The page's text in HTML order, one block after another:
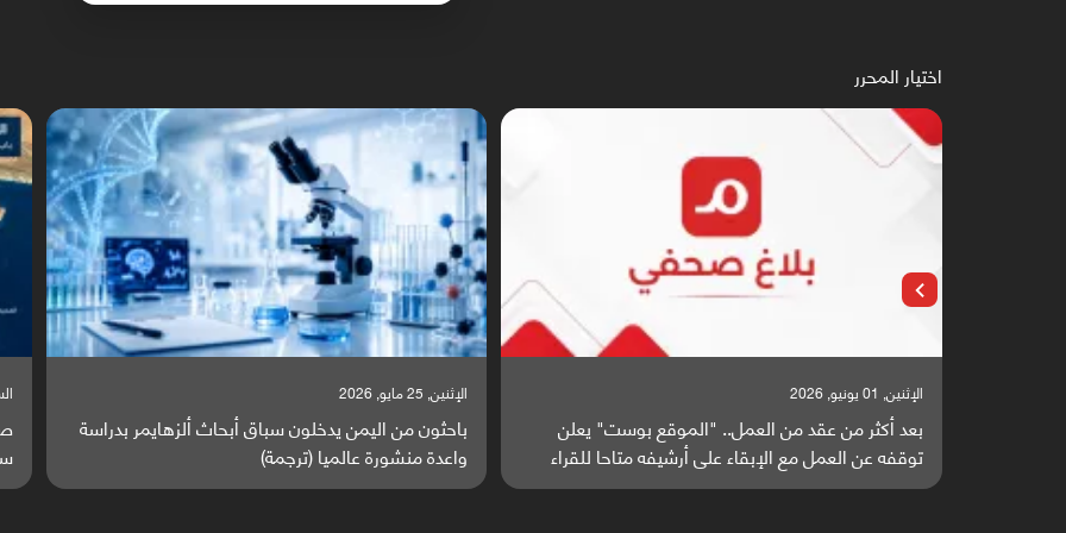
اختيار المحرر
الإثنين, 25 مايو, 2026
باحثون من اليمن يدخلون سباق أبحاث ألزهايمر بدراسة
واعدة منشورة عالميا (ترجمة)
السبت, 23 مايو, 2026
صراع دولي يتصاعد قرب اليمن والبحر الأحمر يتحول إلى
ساحة مواجهة عالمية (ترجمة)